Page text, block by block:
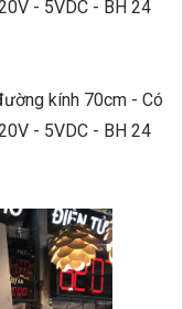
- 5VDC - BH 24
kính 70cm - Có
- 5VDC - BH 24